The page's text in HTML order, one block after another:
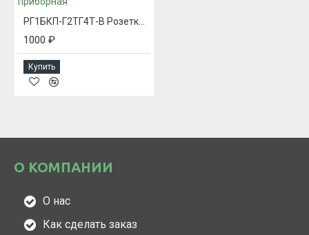
РГ1БКП-Г2ТГ4Т-В Розетка приборная
1000 ₽
Купить
О КОМПАНИИ
О нас
Как сделать заказ